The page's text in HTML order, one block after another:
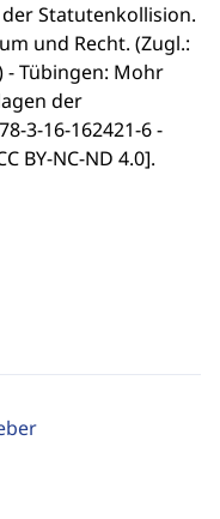
Statutenkollision.
und Recht. (Zugl.:
- Tübingen: Mohr
der
3-16-162421-6 -
BY-NC-ND 4.0].